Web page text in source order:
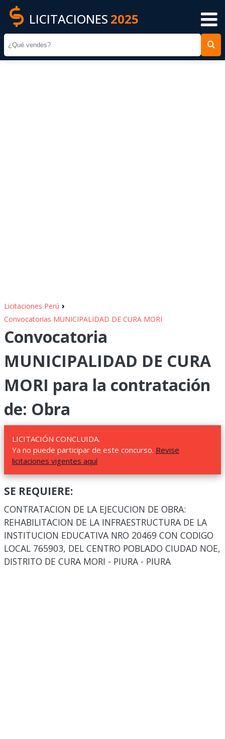
LICITACIONES 2025
Licitaciones Perú ›
Convocatorias MUNICIPALIDAD DE CURA MORI
Convocatoria
MUNICIPALIDAD DE CURA
MORI para la contratación
de: Obra
LICITACIÓN CONCLUIDA.
Ya no puede participar de este concurso. Revise
licitaciones vigentes aquí
SE REQUIERE:
CONTRATACION DE LA EJECUCION DE OBRA:
REHABILITACION DE LA INFRAESTRUCTURA DE LA
INSTITUCION EDUCATIVA NRO 20469 CON CODIGO
LOCAL 765903, DEL CENTRO POBLADO CIUDAD NOE,
DISTRITO DE CURA MORI - PIURA - PIURA